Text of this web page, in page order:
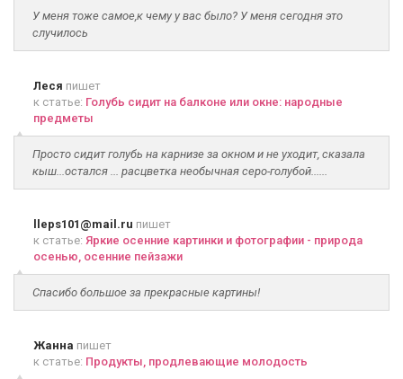
У меня тоже самое,к чему у вас было? У меня сегодня это
случилось
Леся пишет
к статье: Голубь сидит на балконе или окне: народные
предметы
Просто сидит голубь на карнизе за окном и не уходит, сказала
кыш...остался ... расцветка необычная серо-голубой......
lleps101@mail.ru пишет
к статье: Яркие осенние картинки и фотографии - природа
осенью, осенние пейзажи
Спасибо большое за прекрасные картины!
Жанна пишет
к статье: Продукты, продлевающие молодость